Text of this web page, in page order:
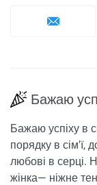
Бажаю
Бажаю успіху в
порядку в сім'ї,
любові в серці.
жінка— ніжне